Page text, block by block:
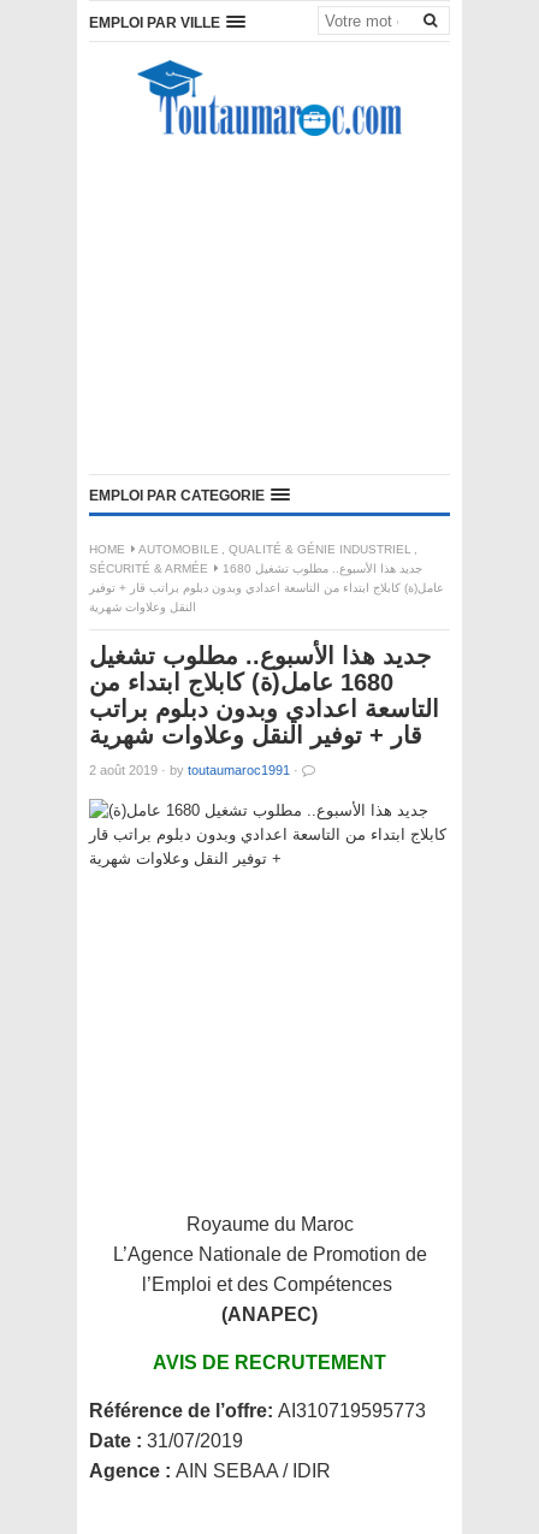
EMPLOI PAR VILLE
EMPLOI PAR CATEGORIE
HOME AUTOMOBILE , QUALITÉ & GÉNIE INDUSTRIEL ,
SÉCURITÉ & ARMÉE
جديد هذا الأسبوع.. مطلوب تشغيل 1680
عامل(ة) كابلاج ابتداء من التاسعة اعدادي وبدون دبلوم براتب قار + توفير
النقل وعلاوات شهرية
جديد هذا الأسبوع.. مطلوب تشغيل
1680 عامل(ة) كابلاج ابتداء من
التاسعة اعدادي وبدون دبلوم براتب
قار + توفير النقل وعلاوات شهرية
2 août 2019 · by toutaumaroc1991 ·
Royaume du Maroc
L’Agence Nationale de Promotion de
l’Emploi et des Compétences
(ANAPEC)
AVIS DE RECRUTEMENT
Référence de l’offre: AI310719595773
Date : 31/07/2019
Agence : AIN SEBAA / IDIR